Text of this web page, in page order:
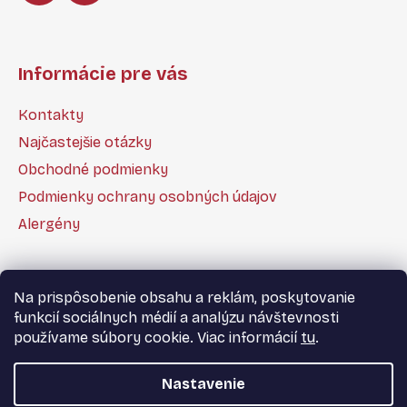
Na prispôsobenie obsahu a reklám, poskytovanie
funkcií sociálnych médií a analýzu návštevnosti
používame súbory cookie. Viac informácií tu.
Nastavenie
Informácie pre vás
Kontakty
Najčastejšie otázky
Obchodné podmienky
Podmienky ochrany osobných údajov
Alergény
Kontakt Všeobecné obchodné podmienky
Podmienky ochrany osobných údajov